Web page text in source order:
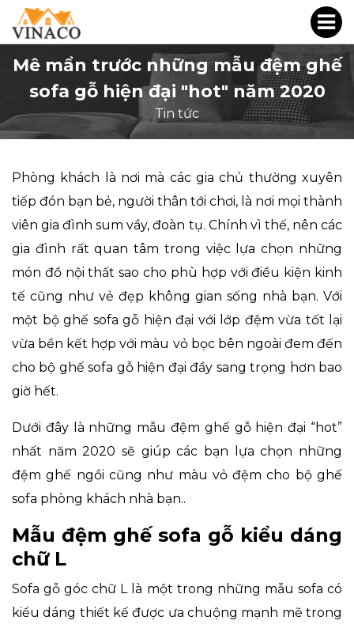
Mê mẩn trước những mẫu đệm ghế
sofa gỗ hiện đại "hot" năm 2020
Tin tức
Phòng khách là nơi mà các gia chủ thường xuyên
tiếp đón bạn bẻ, người thân tới chơi, là nơi mọi thành
viên gia đình sum vầy, đoàn tụ. Chính vì thế, nên các
gia đình rất quan tâm trong việc lựa chọn những
món đồ nội thất sao cho phù hợp với điều kiện kinh
tế cũng như vẻ đẹp không gian sống nhà bạn. Với
một bộ ghế sofa gỗ hiện đại với lớp đệm vừa tốt lại
vừa bền kết hợp với màu vỏ bọc bên ngoài đem đến
cho bộ ghế sofa gỗ hiện đại đầy sang trọng hơn bao
giờ hết.
Dưới đây là những mẫu đệm ghế gỗ hiện đại “hot”
nhất năm 2020 sẽ giúp các bạn lựa chọn những
đệm ghế ngồi cũng như màu vỏ đệm cho bộ ghế
sofa phòng khách nhà bạn..
Mẫu đệm ghế sofa gỗ kiểu dáng
chữ L
Sofa gỗ góc chữ L là một trong những mẫu sofa có
kiểu dáng thiết kế được ưa chuộng mạnh mẽ trong